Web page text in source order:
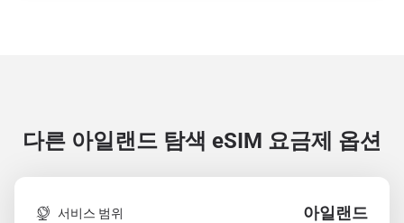
다른 아일랜드 탐색 eSIM 요금제 옵션
서비스 범위 아일랜드